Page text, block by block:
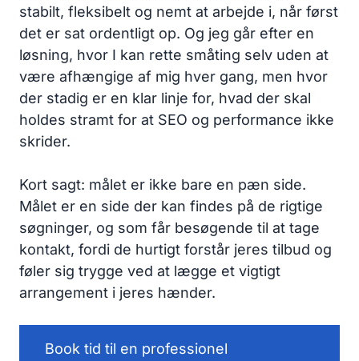
stabilt, fleksibelt og nemt at arbejde i, når først
det er sat ordentligt op. Og jeg går efter en
løsning, hvor I kan rette småting selv uden at
være afhængige af mig hver gang, men hvor
der stadig er en klar linje for, hvad der skal
holdes stramt for at SEO og performance ikke
skrider.
Kort sagt: målet er ikke bare en pæn side.
Målet er en side der kan findes på de rigtige
søgninger, og som får besøgende til at tage
kontakt, fordi de hurtigt forstår jeres tilbud og
føler sig trygge ved at lægge et vigtigt
arrangement i jeres hænder.
Book tid til en professionel